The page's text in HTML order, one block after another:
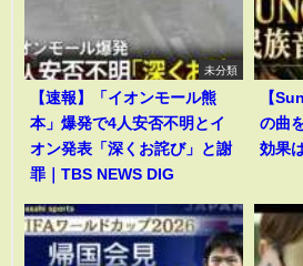
未分類
【速報】「イオンモール熊
本」爆発で4人安否不明とイ
オン発表「深くお詫び」と謝
罪｜TBS NEWS DIG
【
の曲
効果